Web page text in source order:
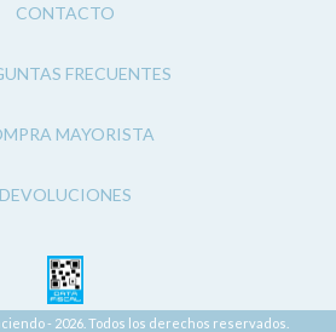
CONTACTO
FRECUENTES
MAYORISTA
DEVOLUCIONES
- 2026. Todos los derechos reservados.